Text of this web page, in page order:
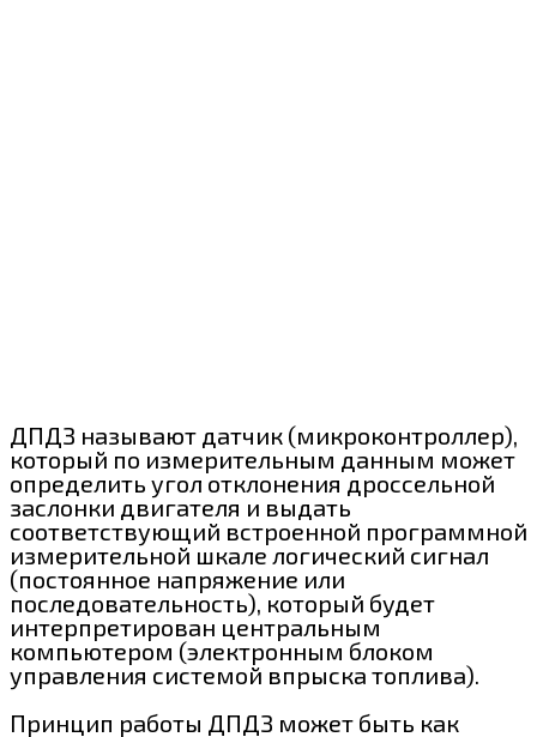
ДПДЗ называют датчик (микроконтроллер),
который по измерительным данным может
определить угол отклонения дроссельной
заслонки двигателя и выдать
соответствующий встроенной программной
измерительной шкале логический сигнал
(постоянное напряжение или
последовательность), который будет
интерпретирован центральным
компьютером (электронным блоком
управления системой впрыска топлива).
Принцип работы ДПДЗ может быть как